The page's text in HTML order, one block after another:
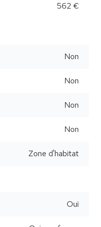
562 €
Non
Non
Non
Non
Zone d'habitat
Oui